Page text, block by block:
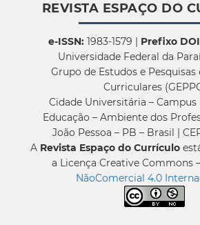
REVISTA ESPAÇO DO
e-ISSN:1983-1579 | Prefixo
Universidade Federal da
Grupo de Estudos e
Curriculares
Cidade Universitária – Campus
Educação – Ambiente dos
João Pessoa – PB – Brasil |
A Revista Espaço do Currículo
a Licença Creative Commons –
NãoComercial 4.0